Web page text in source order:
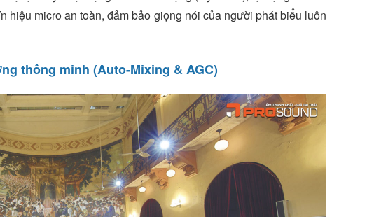
hiệu micro an toàn, đảm bảo giọng nói của người phát biểu luôn
thông minh (Auto-Mixing & AGC)